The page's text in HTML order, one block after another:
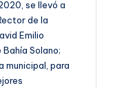
se llevó a
de la
Emilio
Solano;
municipal, para